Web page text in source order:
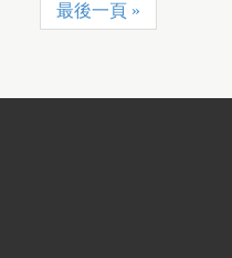
最後一頁 »